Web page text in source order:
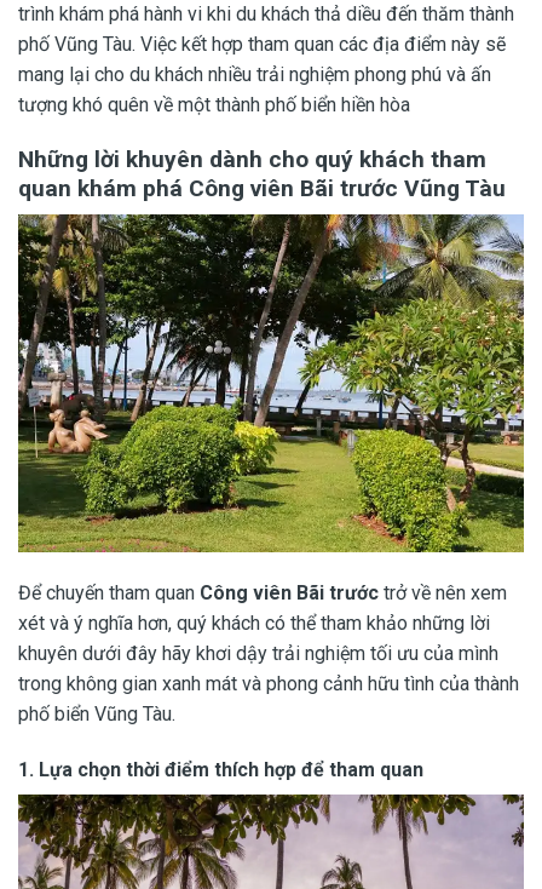
trình khám phá hành vi khi du khách thả diều đến thăm thành
phố Vũng Tàu. Việc kết hợp tham quan các địa điểm này sẽ
mang lại cho du khách nhiều trải nghiệm phong phú và ấn
tượng khó quên về một thành phố biển hiền hòa
Những lời khuyên dành cho quý khách tham
quan khám phá Công viên Bãi trước Vũng Tàu
Để chuyến tham quan Công viên Bãi trước trở về nên xem
xét và ý nghĩa hơn, quý khách có thể tham khảo những lời
khuyên dưới đây hãy khơi dậy trải nghiệm tối ưu của mình
trong không gian xanh mát và phong cảnh hữu tình của thành
phố biển Vũng Tàu.
1. Lựa chọn thời điểm thích hợp để tham quan